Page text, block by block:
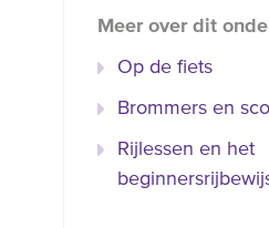
Meer over dit
Op de fiets
Brommers en
Rijlessen en het